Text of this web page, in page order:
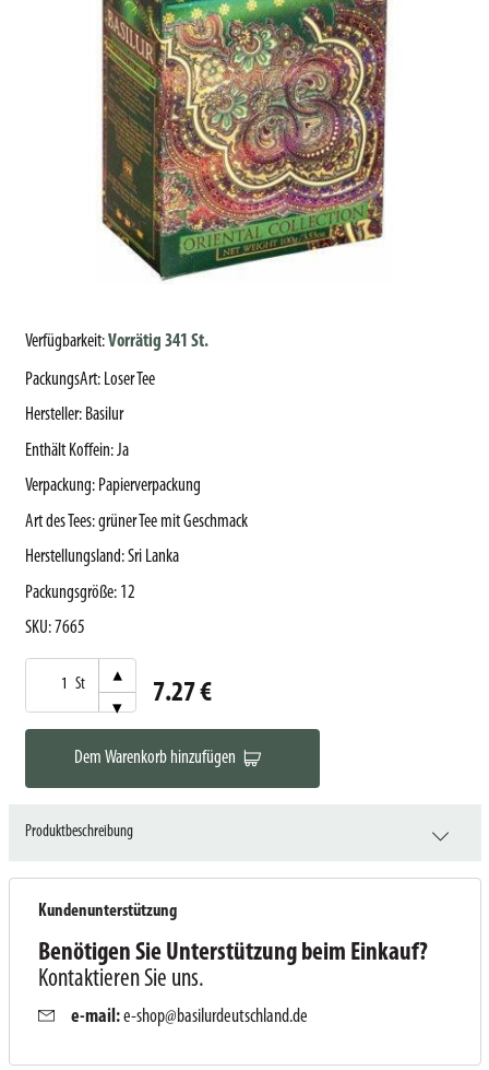
7.27 €
St
▾
▾
Dem Warenkorb hinzufügen
Verfügbarkeit:Vorrätig 341 St.
PackungsArt: Loser Tee
Hersteller: Basilur
Enthält Koffein:Ja
Verpackung: Papierverpackung
Art des Tees:grüner Tee mit Geschmack
Herstellungsland:Sri Lanka
Packungsgröße: 12
SKU: 7665
Produktbeschreibung
Kundenunterstützung
Benötigen Sie Unterstützung beim Einkauf?
Kontaktieren Sie uns.
e-mail:e-shop@basilurdeutschland.de